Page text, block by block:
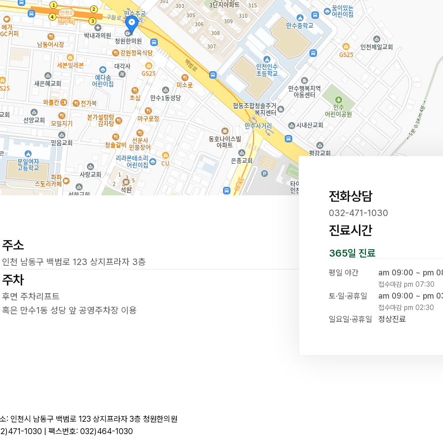
주소
인천 남동구 백범로 123 상지프라자 3층
주차
후면 주차리프트
혹은 만수1동 성당 앞 공영주차장 이용
전화상담
032-471-1030
진료시간
365일 진료
평일 야간 am 09:00 ~ pm
접수마감 pm 07:30
토·일·공휴일 am 09:00 ~ pm
접수마감 pm 02:30
일요일·공휴일 정상진료
인천시 남동구 백범로 123 상지프라자 3층 청원한의원
1030 | 팩스번호: 032)464-1030